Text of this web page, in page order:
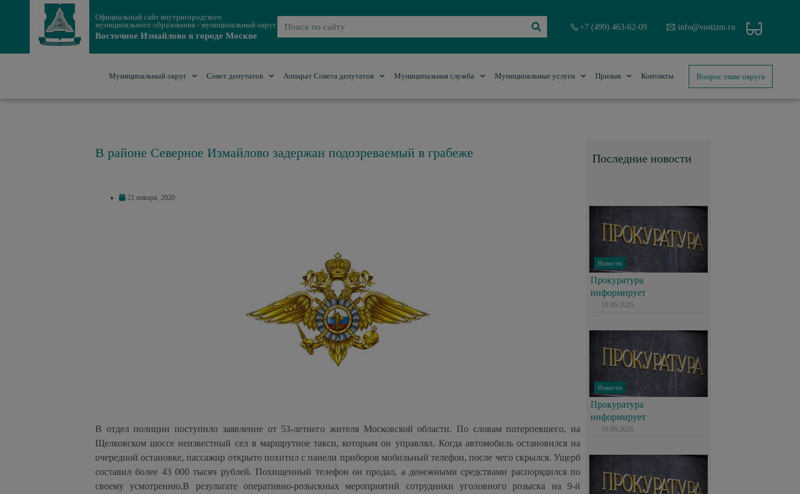
Официальный сайт внутригородского
муниципального образования - муниципальный округ
Восточное Измайлово в городе Москве
+7 (499) 463-62-09 info@vostizm.ru
Муниципальный округ Совет депутатов Аппарат Совета депутатов Муниципальная служба Муниципальные услуги Призыв Контакты Вопрос главе округа
В районе Северное Измайлово задержан подозреваемый в грабеже
21 января, 2020
В отдел полиции поступило заявление от 53-летнего жителя Московской области. По словам потерпевшего, на
Щелковском шоссе неизвестный сел в маршрутное такси, которым он управлял. Когда автомобиль остановился на
очередной остановке, пассажир открыто похитил с панели приборов мобильный телефон, после чего скрылся. Ущерб
составил более 43 000 тысяч рублей. Похищенный телефон он продал, а денежными средствами распорядился по
своему усмотрению.В результате оперативно-розыскных мероприятий сотрудники уголовного розыска на 9-й
Последние новости
Новости
Прокуратура
информирует
10.06.2026
Новости
Прокуратура
информирует
10.06.2026